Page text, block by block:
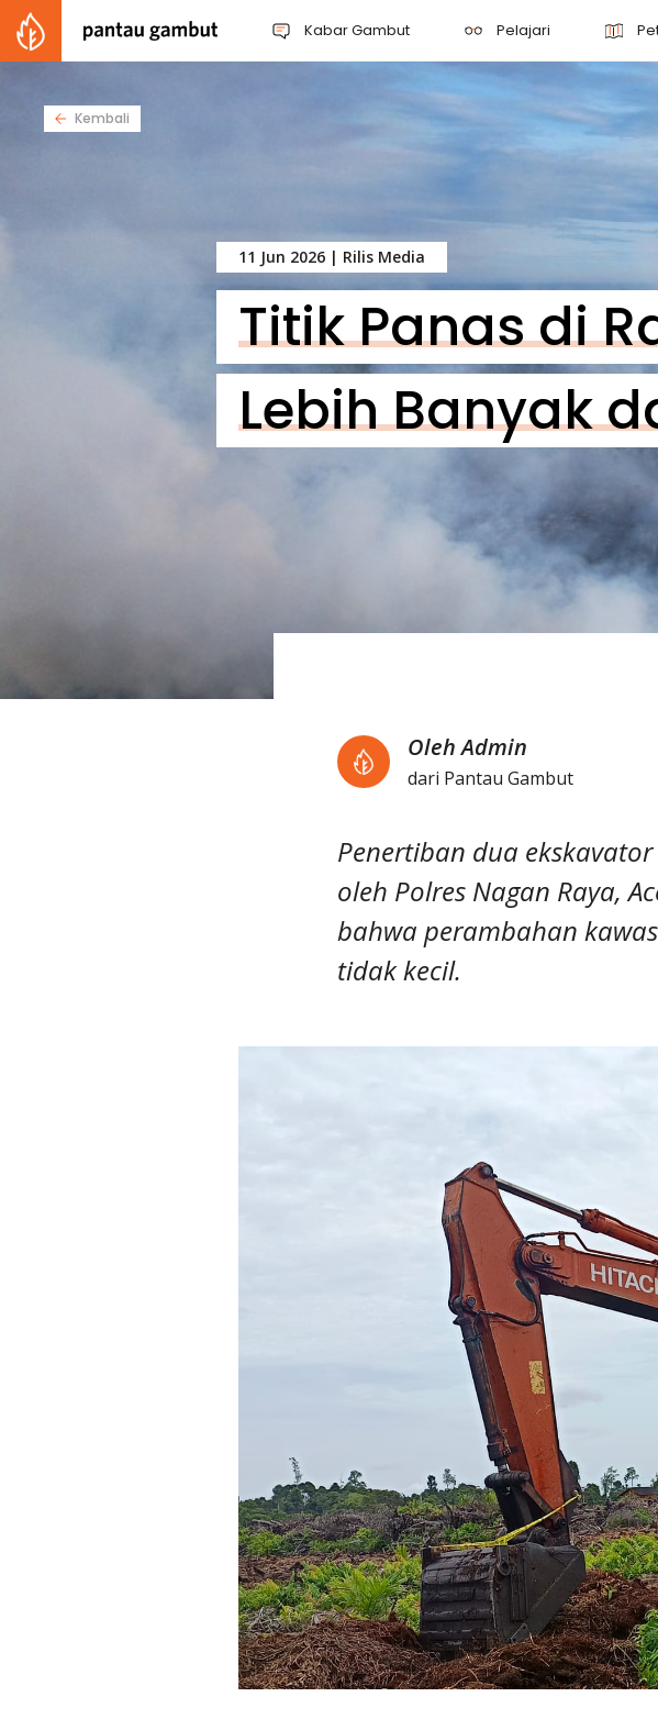
Kabar Gambut Pelajari
Kembali
11 Jun 2026 | Rilis Media
Titik Panas di
Lebih Banyak
Oleh Admin
dari Pantau Gambut
Penertiban dua
oleh Polres Nagan Raya,
bahwa perambahan
tidak kecil.